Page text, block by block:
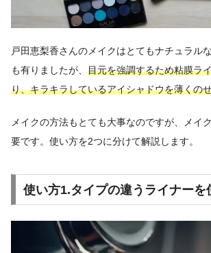
戸田恵梨香さんのメイクはとてもナチュラル
も有りましたが、 目元を強調するため粘膜ラ
り、キラキラしているアイシャドウを薄くの
メイクの方法もとても大事なのですが、メイ
要です。使い方を2つに分けて解説します。
使い方1.タイプの違うライナーを